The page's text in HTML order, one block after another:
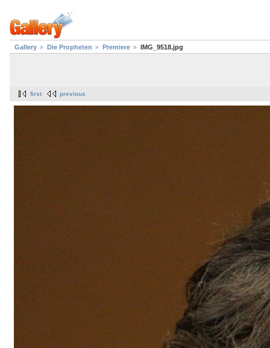
Gallery Die Propheten Premiere IMG_9518.jpg
first previous